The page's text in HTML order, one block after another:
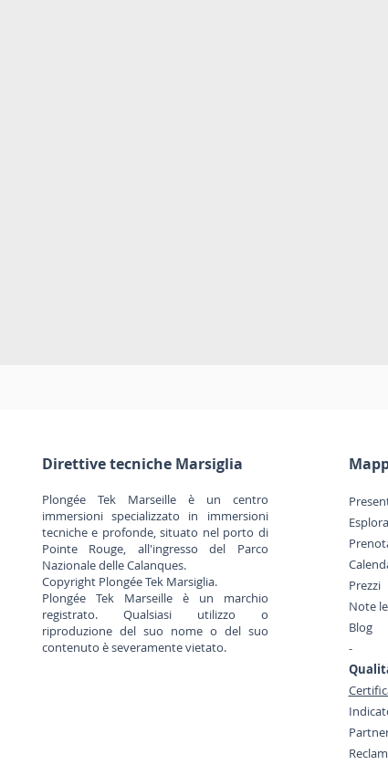
Direttive tecniche Marsiglia
Plongée Tek Marseille è un centro
immersioni specializzato in immersioni
tecniche e profonde, situato nel porto di
Pointe Rouge, all'ingresso del Parco
Nazionale delle Calanques.
Copyright Plongée Tek Marsiglia.
Plongée Tek Marseille è un marchio
registrato. Qualsiasi utilizzo o
riproduzione del suo nome o del suo
contenuto è severamente vietato.
Prezzi
Note
Blog
-